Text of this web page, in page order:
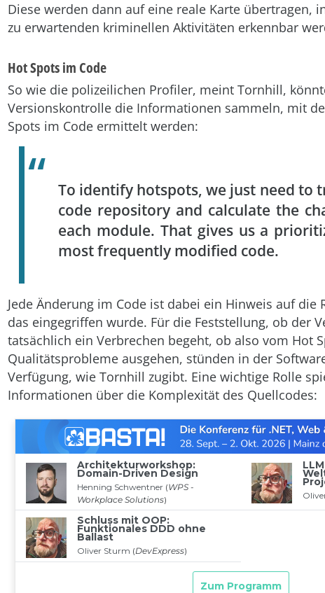
Diese werden dann auf eine reale Karte übertragen,
zu erwartenden kriminellen Aktivitäten erkennbar
Hot Spots im Code
So wie die polizeilichen Profiler, meint Tornhill,
Versionskontrolle die Informationen sammeln, mit
Spots im Code ermittelt werden:
To identify hotspots, we just need to
code repository and calculate the
each module. That gives us a
most frequently modified code.
Jede Änderung im Code ist dabei ein Hinweis auf die
das eingegriffen wurde. Für die Feststellung, ob der
tatsächlich ein Verbrechen begeht, ob also vom Hot
Qualitätsprobleme ausgehen, stünden in der
Verfügung, wie Tornhill zugibt. Eine wichtige Rolle
Informationen über die Komplexität des Quellcodes: